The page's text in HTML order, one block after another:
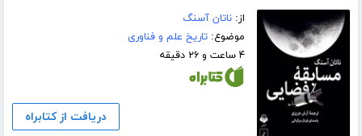
از:ناتان آسنگ
موضوع:تاریخ علم و فناوری
۴ ساعت و ۲۶ دقیقه
دریافت از کتابراه